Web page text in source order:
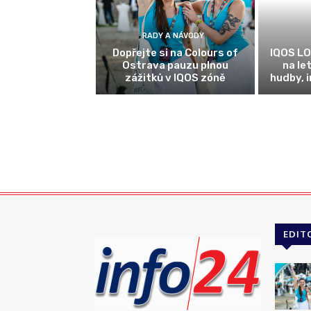
RADY A NÁVODY
Dopřejte si na Colours of
Ostrava pauzu plnou
zážitků v IQOS zóně
IQOS
na
hudby,